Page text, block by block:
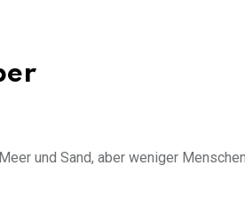
und Sand, aber weniger